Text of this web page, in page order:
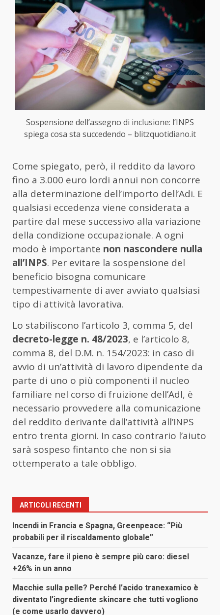
Sospensione dell’assegno di inclusione: l’INPS
spiega cosa sta succedendo – blitzquotidiano.it
Come spiegato, però, il reddito da lavoro
fino a 3.000 euro lordi annui non concorre
alla determinazione dell’importo dell’Adi. E
qualsiasi eccedenza viene considerata a
partire dal mese successivo alla variazione
della condizione occupazionale. A ogni
modo è importante non nascondere nulla
all’INPS. Per evitare la sospensione del
beneficio bisogna comunicare
tempestivamente di aver avviato qualsiasi
tipo di attività lavorativa.
Lo stabiliscono l’articolo 3, comma 5, del
decreto-legge n. 48/2023, e l’articolo 8,
comma 8, del D.M. n. 154/2023: in caso di
avvio di un’attività di lavoro dipendente da
parte di uno o più componenti il nucleo
familiare nel corso di fruizione dell’AdI, è
necessario provvedere alla comunicazione
del reddito derivante dall’attività all’INPS
entro trenta giorni. In caso contrario l’aiuto
sarà sospeso fintanto che non si sia
ottemperato a tale obbligo.
ARTICOLI RECENTI
Incendi in Francia e Spagna, Greenpeace: “Più
probabili per il riscaldamento globale”
Vacanze, fare il pieno è sempre più caro: diesel
+26% in un anno
Macchie sulla pelle? Perché l’acido tranexamico è
diventato l’ingrediente skincare che tutti vogliono
(e come usarlo davvero)